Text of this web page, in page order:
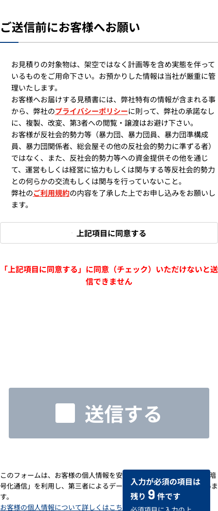
ご送信前にお客様へお願い
お見積りの対象物は、架空ではなく計画等を含め実態を伴って
いるものをご用命下さい。お預かりした情報は当社が厳重に管
理いたします。
お客様へお届けする見積書には、弊社特有の情報が含まれる事
から、弊社のプライバシーポリシーに則って、弊社の承諾なし
に、複製、改変、第3者への閲覧・譲渡はお避け下さい。
お客様が反社会的勢力等（暴力団、暴力団員、暴力団準構成
員、暴力団関係者、総会屋その他の反社会的勢力に準ずる者）
ではなく、また、反社会的勢力等への資金提供その他を通じ
て、運営もしくは経営に協力もしくは関与する等反社会的勢力
との何らかの交流もしくは関与を行っていないこと。
弊社のご利用規約の内容を了承した上でお申し込みをお願いし
ます。
上記項目に同意する
「上記項目に同意する」に同意（チェック）いただけないと送
信できません
送信する
このフォームは、お客様の個人情報を安全に送受信するための「SSL暗
号化通信」を利用し、第三者によるデータの改ざんや盗用を防いでいま
す。
お客様の個人情報について詳しくはこちら
入力が必須の項目は
残り 9 件です